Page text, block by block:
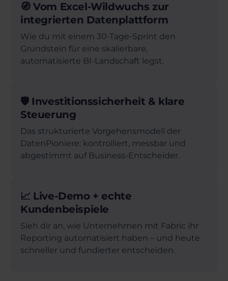
🧭 Vom Excel-Wildwuchs zur
integrierten Datenplattform
Wie du mit einem 30-Tage-Sprint den
Grundstein für eine skalierbare,
automatisierte BI-Landschaft legst.
🛡️ Investitionssicherheit & klare
Steuerung
Das strukturierte Vorgehensmodell der
DatenPioniere: kontrolliert, messbar und
abgestimmt auf Business-Entscheider.
📈 Live-Demo + echte
Kundenbeispiele
Sieh dir an, wie Unternehmen mit Fabric ihr
Reporting automatisiert haben – und heute
schneller und fundierter entscheiden.